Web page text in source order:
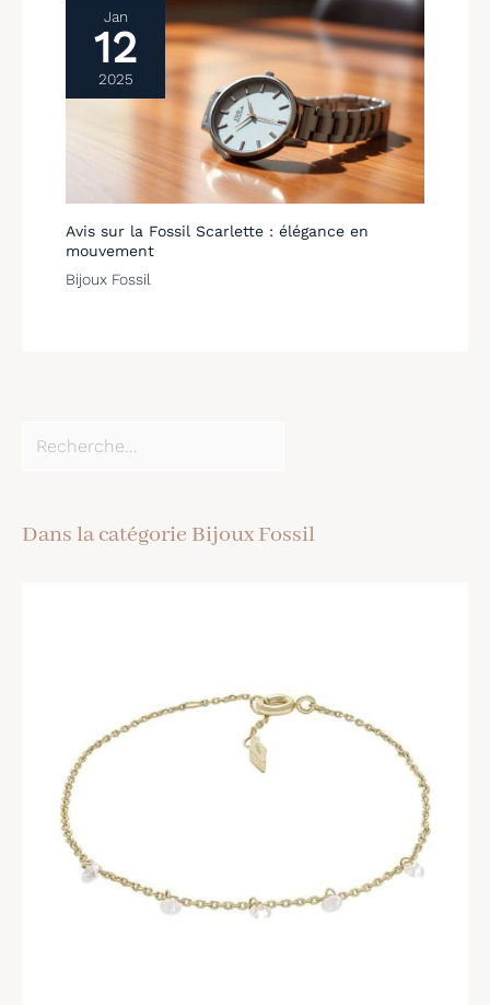
Jan
12
2025
Avis sur la Fossil Scarlette : élégance en
mouvement
Bijoux Fossil
Dans la catégorie Bijoux Fossil